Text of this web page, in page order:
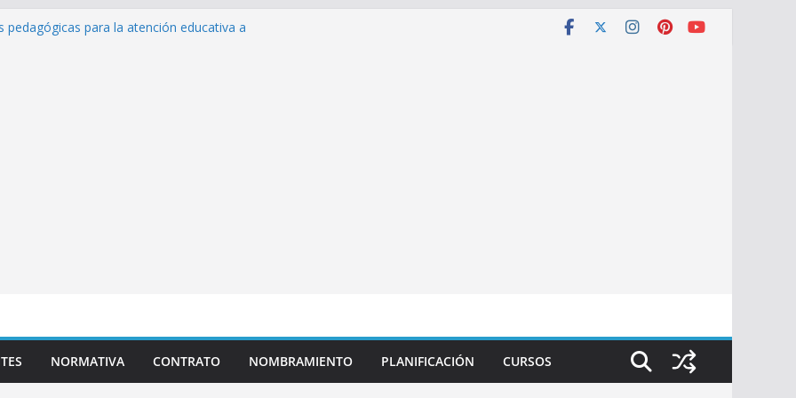
pedagógicas para la atención educativa a
NORMATIVA CONTRATO NOMBRAMIENTO PLANIFICACIÓN CURSOS